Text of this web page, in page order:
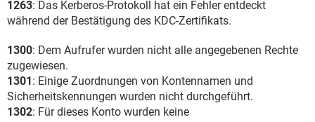
1263: Das Kerberos-Protokoll hat ein Fehler entdeckt
während der Bestätigung des KDC-Zertifikats.
1300: Dem Aufrufer wurden nicht alle angegebenen Rechte
zugewiesen.
1301: Einige Zuordnungen von Kontennamen und
Sicherheitskennungen wurden nicht durchgeführt.
1302: Für dieses Konto wurden keine